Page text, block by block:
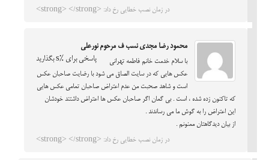
در زمان نصب خطایی رخ داد: <strong> </strong>
محمود رضا مجدی نسب ف مرحوم نورعلی
پاسخی برای %s بگذارید
با سلام خدمت خانم فاطمه تهرانی
عکس هایی که در سایت الصاق می شود با رضایت صاحبان عکس
است و شاهد صحبت من عدم اعتراض صاحبان تمامی عکس هایی
که تاکنون زده شده ، است . بی گمان اگر صاحبان عکس ها اعتراض داشتند خودشان
این اعتراض را به گوش ما می رساندند .
از بیان دیدگاهتان ممنونم .
در زمان نصب خطایی رخ داد: <strong> </strong>